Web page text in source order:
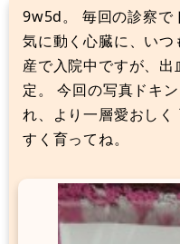
9w5d。 毎回の診察で
気に動く心臓に、い
産で入院中ですが、
定。 今回の写真ドキ
れ、より一層愛おし
すく育ってね。